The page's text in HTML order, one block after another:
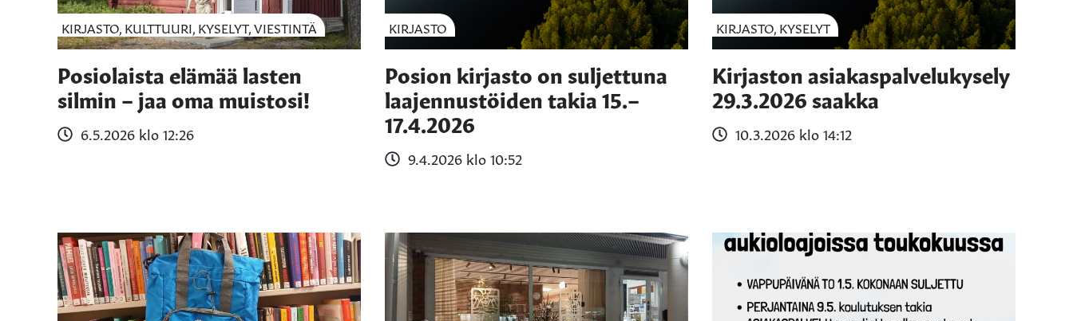
KIRJASTO, KULTTUURI, KYSELYT, VIESTINTÄ
Posiolaista elämää lasten
silmin – jaa oma muistosi!
6.5.2026 klo 12:26
KIRJASTO
Posion kirjasto on suljettuna
laajennustöiden takia 15.–
17.4.2026
9.4.2026 klo 10:52
KIRJASTO, KYSELYT
Kirjaston asiakaspalvelukysely
29.3.2026 saakka
10.3.2026 klo 14:12